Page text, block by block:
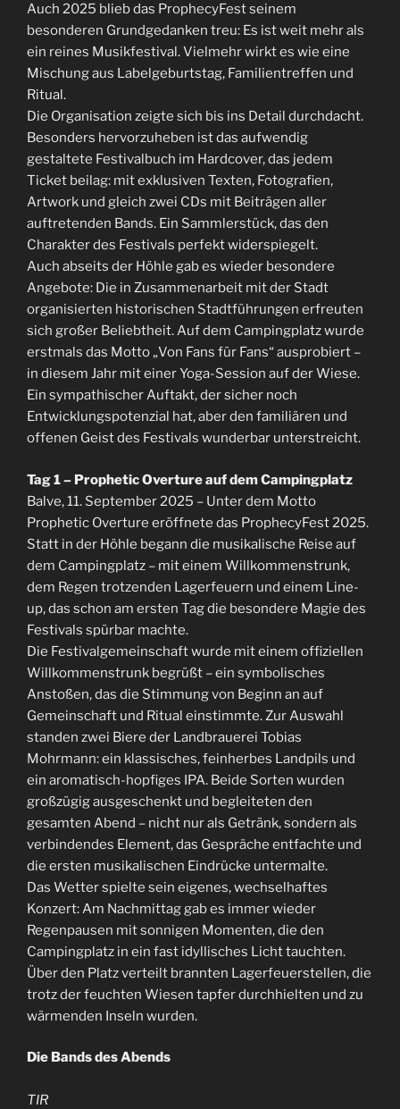
Auch 2025 blieb das ProphecyFest seinem
besonderen Grundgedanken treu: Es ist weit mehr als
ein reines Musikfestival. Vielmehr wirkt es wie eine
Mischung aus Labelgeburtstag, Familientreffen und
Ritual.
Die Organisation zeigte sich bis ins Detail durchdacht.
Besonders hervorzuheben ist das aufwendig
gestaltete Festivalbuch im Hardcover, das jedem
Ticket beilag: mit exklusiven Texten, Fotografien,
Artwork und gleich zwei CDs mit Beiträgen aller
auftretenden Bands. Ein Sammlerstück, das den
Charakter des Festivals perfekt widerspiegelt.
Auch abseits der Höhle gab es wieder besondere
Angebote: Die in Zusammenarbeit mit der Stadt
organisierten historischen Stadtführungen erfreuten
sich großer Beliebtheit. Auf dem Campingplatz wurde
erstmals das Motto „Von Fans für Fans“ ausprobiert –
in diesem Jahr mit einer Yoga-Session auf der Wiese.
Ein sympathischer Auftakt, der sicher noch
Entwicklungspotenzial hat, aber den familiären und
offenen Geist des Festivals wunderbar unterstreicht.
Tag 1 – Prophetic Overture auf dem Campingplatz
Balve, 11. September 2025 – Unter dem Motto
Prophetic Overture eröffnete das ProphecyFest 2025.
Statt in der Höhle begann die musikalische Reise auf
dem Campingplatz – mit einem Willkommenstrunk,
dem Regen trotzenden Lagerfeuern und einem Line-
up, das schon am ersten Tag die besondere Magie des
Festivals spürbar machte.
Die Festivalgemeinschaft wurde mit einem offiziellen
Willkommenstrunk begrüßt – ein symbolisches
Anstoßen, das die Stimmung von Beginn an auf
Gemeinschaft und Ritual einstimmte. Zur Auswahl
standen zwei Biere der Landbrauerei Tobias
Mohrmann: ein klassisches, feinherbes Landpils und
ein aromatisch-hopfiges IPA. Beide Sorten wurden
großzügig ausgeschenkt und begleiteten den
gesamten Abend – nicht nur als Getränk, sondern als
verbindendes Element, das Gespräche entfachte und
die ersten musikalischen Eindrücke untermalte.
Das Wetter spielte sein eigenes, wechselhaftes
Konzert: Am Nachmittag gab es immer wieder
Regenpausen mit sonnigen Momenten, die den
Campingplatz in ein fast idyllisches Licht tauchten.
Über den Platz verteilt brannten Lagerfeuerstellen, die
trotz der feuchten Wiesen tapfer durchhielten und zu
wärmenden Inseln wurden.
Die Bands des Abends
TIR